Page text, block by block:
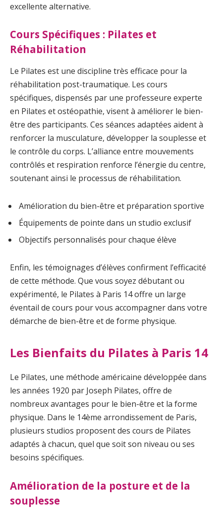
excellente alternative.
Cours Spécifiques : Pilates et
Réhabilitation
Le Pilates est une discipline très efficace pour la
réhabilitation post-traumatique. Les cours
spécifiques, dispensés par une professeure experte
en Pilates et ostéopathie, visent à améliorer le bien-
être des participants. Ces séances adaptées aident à
renforcer la musculature, développer la souplesse et
le contrôle du corps. L’alliance entre mouvements
contrôlés et respiration renforce l’énergie du centre,
soutenant ainsi le processus de réhabilitation.
Amélioration du bien-être et préparation sportive
Équipements de pointe dans un studio exclusif
Objectifs personnalisés pour chaque élève
Enfin, les témoignages d’élèves confirment l’efficacité
de cette méthode. Que vous soyez débutant ou
expérimenté, le Pilates à Paris 14 offre un large
éventail de cours pour vous accompagner dans votre
démarche de bien-être et de forme physique.
Les Bienfaits du Pilates à Paris 14
Le Pilates, une méthode américaine développée dans
les années 1920 par Joseph Pilates, offre de
nombreux avantages pour le bien-être et la forme
physique. Dans le 14ème arrondissement de Paris,
plusieurs studios proposent des cours de Pilates
adaptés à chacun, quel que soit son niveau ou ses
besoins spécifiques.
Amélioration de la posture et de la
souplesse